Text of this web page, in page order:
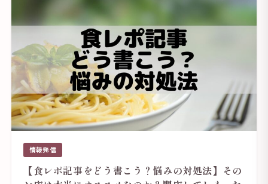
情報発信
【食レポ記事をどう書こう？悩みの対処法】その